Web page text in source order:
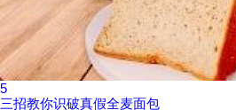
5
三招教你识破真假全麦面包